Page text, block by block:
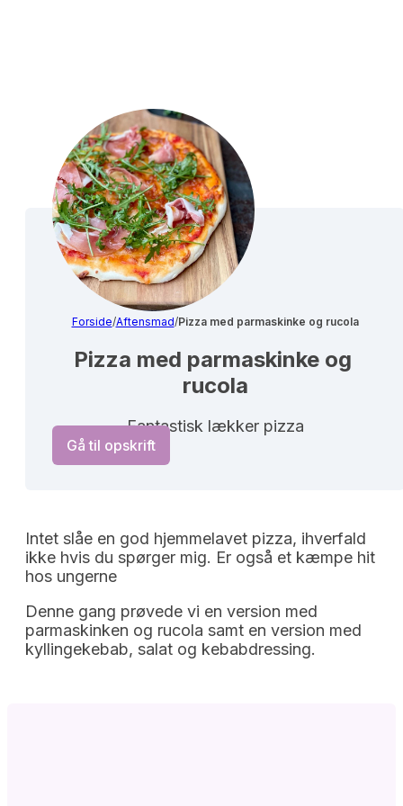
Forside/Aftensmad/Pizza med parmaskinke og rucola
Pizza med parmaskinke og
rucola
Fantastisk lækker pizza
Gå til opskrift
Intet slåe en god hjemmelavet pizza, ihverfald
ikke hvis du spørger mig. Er også et kæmpe hit
hos ungerne
Denne gang prøvede vi en version med
parmaskinken og rucola samt en version med
kyllingekebab, salat og kebabdressing.